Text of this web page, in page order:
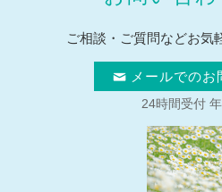
ご相談・ご質問などお気
メールでのお
24時間受付